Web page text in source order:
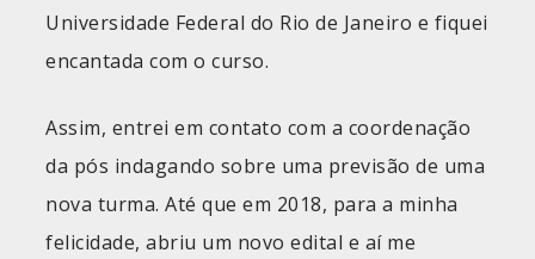
Universidade Federal do Rio de Janeiro e fiquei
encantada com o curso.
Assim, entrei em contato com a coordenação
da pós indagando sobre uma previsão de uma
nova turma. Até que em 2018, para a minha
felicidade, abriu um novo edital e aí me